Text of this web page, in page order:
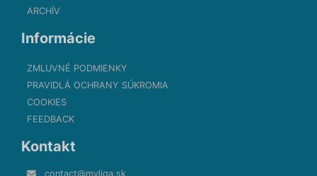
ARCHÍV
Informácie
ZMLUVNÉ PODMIENKY
PRAVIDLÁ OCHRANY SÚKROMIA
COOKIES
FEEDBACK
Kontakt
contact@myliga.sk